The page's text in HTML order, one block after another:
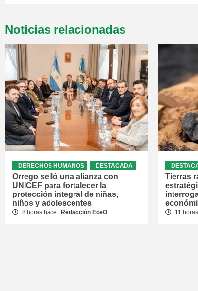
Noticias relacionadas
DERECHOS HUMANOS DESTACADA
Orrego selló una alianza con
UNICEF para fortalecer la
protección integral de niñas,
niños y adolescentes
8 horas hace Redacción EdeO
Tierras
11